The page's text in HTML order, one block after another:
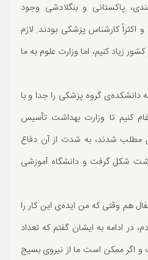
پاکستانی و بنگلادشی وجود
کارشناس پزشکی بودند. لازم
زیاد کنیم، اما وزارت علوم به ما
دانشکده‌ی گروه پزشکی را جدا و با
کنیم تا وزارت بهداشت تأسیس
مطلب شدند، به شدت از آن دفاع
شکل گرفت و دانشگاه آموزشی
هم وقتی که من ایده‌ی این کار را
ادامه به ایشان گفتم که تعداد
و اگر ممکن است ما از نیروی بسیج